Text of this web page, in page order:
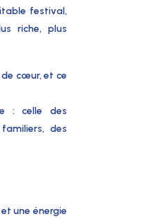
festival,
riche, plus
cœur, et ce
: celle des
des
une énergie